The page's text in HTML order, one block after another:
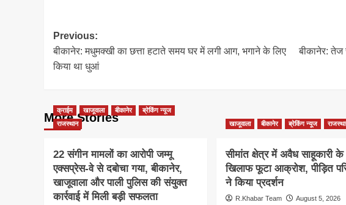
Post
navigation
Previous:
बीकानेर: मधुमक्खी का छत्ता हटाते समय घर में लगी आग, भगाने के लिए
किया था धुआं
बीकानेर: तेज
More Stories
क्राईम खाजूवाला बीकानेर
ब्रेकिंग न्यूज
राजस्थान
22 संगीन मामलों का आरोपी जम्मू
एक्सप्रेस-वे से दबोचा गया, बीकानेर,
खाजूवाला और पाली पुलिस की संयुक्त
कार्रवाई में मिली बड़ी सफलता
खाजूवाला बीकानेर ब्रेकिंग न्यूज
सीमांत क्षेत्र में अवैध साहूकारी के
खिलाफ फूटा आक्रोश, पीड़ित
ने किया प्रदर्शन
R.Khabar Team August 5, 2026